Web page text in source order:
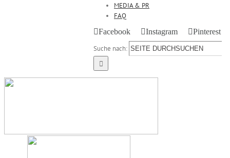
MEDIA & PR
FAQ
Facebook
Instagram Pinterest
Suche nach: